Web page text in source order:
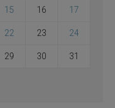
15 16 17
22 23 24
29 30 31